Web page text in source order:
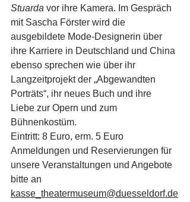
Stuarda vor ihre Kamera. Im Gespräch
mit Sascha Förster wird die
ausgebildete Mode-Designerin über
ihre Karriere in Deutschland und China
ebenso sprechen wie über ihr
Langzeitprojekt der „Abgewandten
Porträts“, ihr neues Buch und ihre
Liebe zur Opern und zum
Bühnenkostüm.
Eintritt: 8 Euro, erm. 5 Euro
Anmeldungen und Reservierungen für
unsere Veranstaltungen und Angebote
bitte an
kasse_theatermuseum@duesseldorf.de